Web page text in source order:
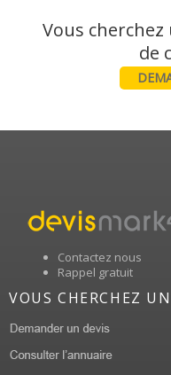
Vous
Contactez nous
Rappel gratuit
VOUS CHERCHEZ